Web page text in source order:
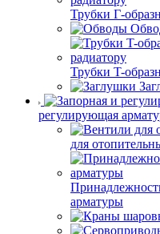
Трубки Г-
Трубки T-
регулирующая
для
арматуры